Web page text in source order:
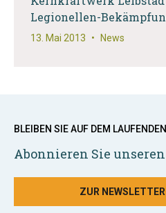
Legionellen-
13. Mai 2013 • News
BLEIBEN SIE AUF DEM LAUFENDEN
Abonnieren Sie
ZUR